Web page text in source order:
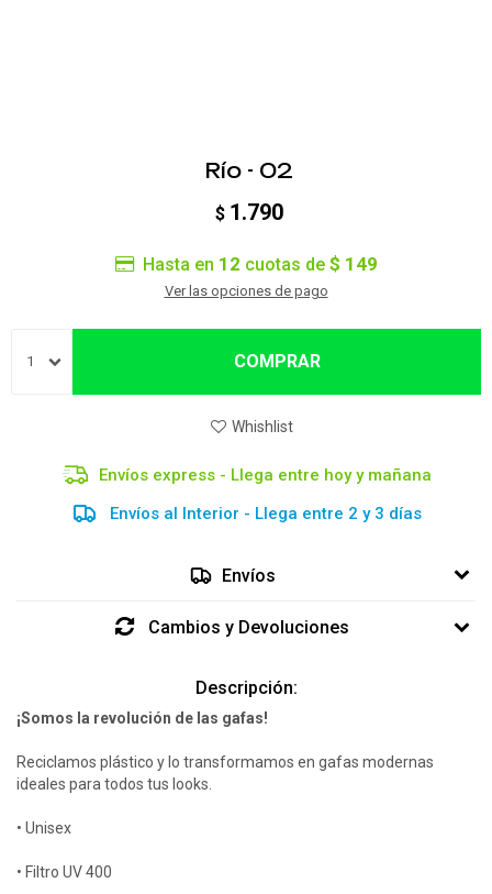
Río - 02
$ 1.790
Hasta en 12 cuotas de $ 149
Ver las opciones de pago
1 COMPRAR
Envíos express - Llega entre hoy y mañana
Envíos al Interior - Llega entre 2 y 3 días
Envíos
Cambios y Devoluciones
Descripción:
¡Somos la revolución de las gafas!
Reciclamos plástico y lo transformamos en gafas modernas
ideales para todos tus looks.
• Unisex
• Filtro UV 400